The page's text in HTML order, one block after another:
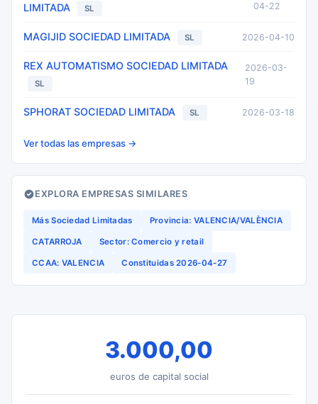
LIMITADA
SL
04-22
MAGIJID SOCIEDAD LIMITADA SL 2026-04-10
REX AUTOMATISMO SOCIEDAD LIMITADA
SL
2026-03-
19
SPHORAT SOCIEDAD LIMITADA SL 2026-03-18
Ver todas las empresas →
EXPLORA EMPRESAS SIMILARES
Más Sociedad Limitadas Provincia: VALENCIA/VALÈNCIA
CATARROJA Sector: Comercio y retail
CCAA: VALENCIA Constituidas 2026-04-27
3.000,00
euros de capital social